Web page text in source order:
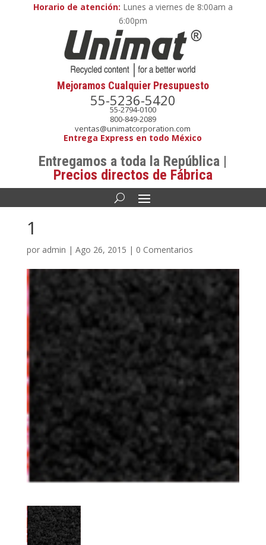
Horario de atención: Lunes a viernes de 8:00am a
6:00pm
Mejoramos Cualquier Presupuesto
55-5236-5420
55-2794-0100
800-849-2089
ventas@unimatcorporation.com
Entrega Express en todo México
Entregamos a toda la República |
Precios directos de Fábrica
1
por admin | Ago 26, 2015 | 0 Comentarios